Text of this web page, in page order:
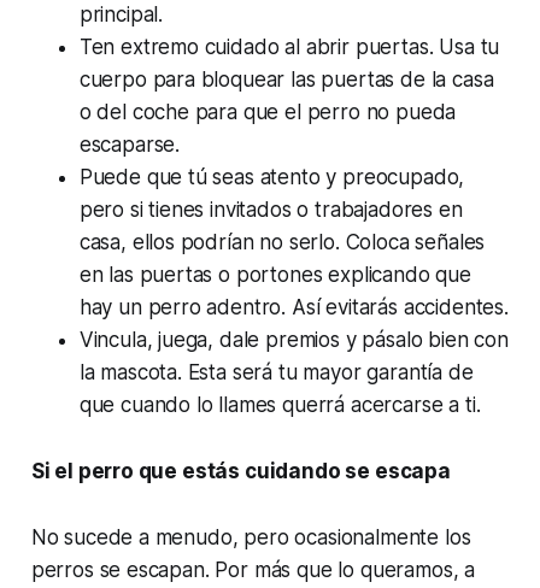
principal.
Ten extremo cuidado al abrir puertas. Usa tu
cuerpo para bloquear las puertas de la casa
o del coche para que el perro no pueda
escaparse.
Puede que tú seas atento y preocupado,
pero si tienes invitados o trabajadores en
casa, ellos podrían no serlo. Coloca señales
en las puertas o portones explicando que
hay un perro adentro. Así evitarás accidentes.
Vincula, juega, dale premios y pásalo bien con
la mascota. Esta será tu mayor garantía de
que cuando lo llames querrá acercarse a ti.
Si el perro que estás cuidando se escapa
No sucede a menudo, pero ocasionalmente los
perros se escapan. Por más que lo queramos, a